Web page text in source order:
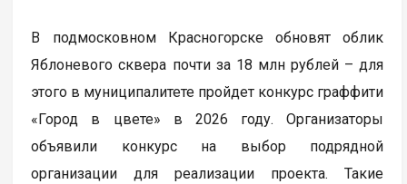
В подмосковном Красногорске обновят облик
Яблоневого сквера почти за 18 млн рублей – для
этого в муниципалитете пройдет конкурс граффити
«Город в цвете» в 2026 году. Организаторы
объявили конкурс на выбор подрядной
организации для реализации проекта. Такие